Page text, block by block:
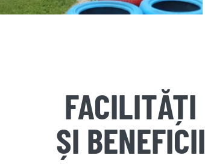
FACILITĂȚI
ȘI BENEFICII